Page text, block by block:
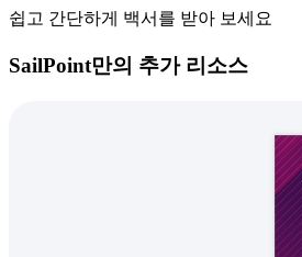
쉽고 간단하게 백서를 받아 보세요
SailPoint만의 추가 리소스